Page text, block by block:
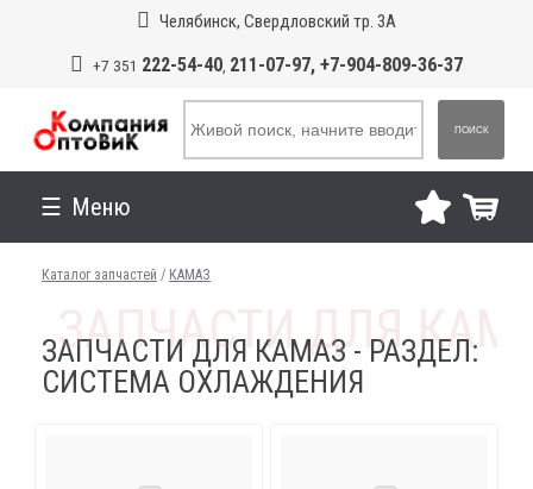
Челябинск, Свердловский тр. 3А
+7 351 222-54-40, 211-07-97, +7-904-809-36-37
ПОИСК
Меню
Каталог запчастей / КАМАЗ
ЗАПЧАСТИ ДЛЯ КАМАЗ - РАЗДЕЛ:
СИСТЕМА ОХЛАЖДЕНИЯ